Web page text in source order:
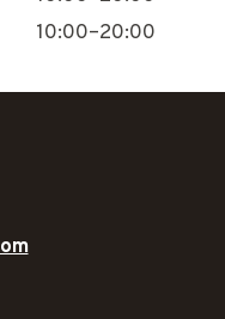
10:00–20:00